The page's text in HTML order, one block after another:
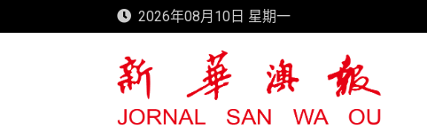
to
2026年08月10日 星期一